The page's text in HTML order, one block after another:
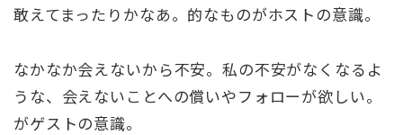
敢えてまったりかなあ。的なものがホストの意識。
なかなか会えないから不安。私の不安がなくなるよ
うな、会えないことへの償いやフォローが欲しい。
がゲストの意識。